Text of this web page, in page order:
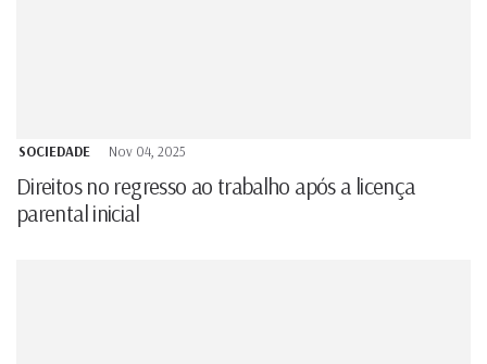
SOCIEDADE Nov 04, 2025
Direitos no regresso ao trabalho após a licença
parental inicial